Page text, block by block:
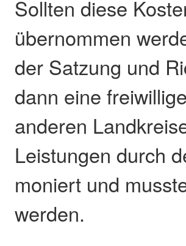
Sollten diese
übernommen
der Satzung und
dann eine
anderen
Leistungen durch
moniert und
werden.